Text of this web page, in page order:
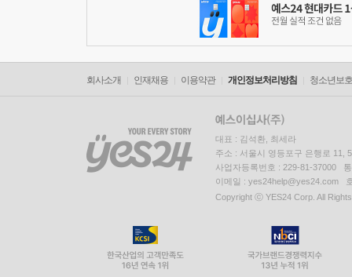
회사소개 인재채용 이용약관 개인정보처리방침 청소년보
대표 : 김석환, 최세라
주소 : 서울시 영등포구 은행로 11,
사업자등록번호 : 229-81-37000
이메일 : yes24help@yes24.com
Copyright ⓒ YES24 Corp. All